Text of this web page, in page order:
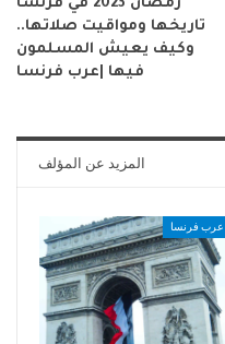
رمضان 2023 في فرنسا
تاريخها ومواقيت صلاتها..
وكيف يعيش المسلمون
فيها |عرب فرنسا
المزيد عن المؤلف
عرب فرنسا